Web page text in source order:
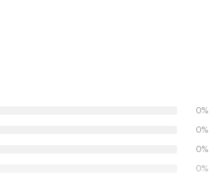
massif, tissu (100 % polyester)
: 70 x 70 x 30 cm (l x P x H)
de siège : 70 x 70 x 8 cm (L x l x é)
de dossier/latéral : 70 x 40 x 8 cm (L x l x
0%
0%
0%
0%